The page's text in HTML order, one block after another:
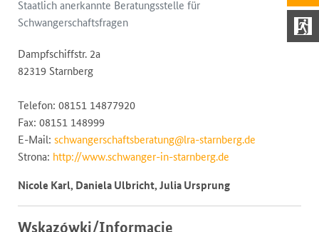
Staatlich anerkannte Beratungsstelle für
Schwangerschaftsfragen
Dampfschiffstr. 2a
82319 Starnberg
Telefon: 08151 14877920
Fax: 08151 148999
E-Mail: schwangerschaftsberatung@lra-starnberg.de
Strona: http://www.schwanger-in-starnberg.de
Nicole Karl, Daniela Ulbricht, Julia Ursprung
Wskazówki/Informacje